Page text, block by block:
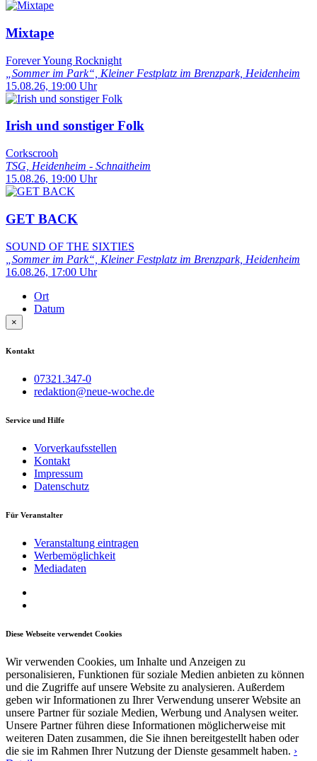
Mixtape
Forever Young Rocknight
„Sommer im Park“, Kleiner Festplatz im Brenzpark, Heidenheim
15.08.26, 19:00 Uhr
Irish und sonstiger Folk
Corkscrooh
TSG, Heidenheim - Schnaitheim
15.08.26, 19:00 Uhr
GET BACK
SOUND OF THE SIXTIES
„Sommer im Park“, Kleiner Festplatz im Brenzpark, Heidenheim
16.08.26, 17:00 Uhr
Ort
Datum
×
Kontakt
07321.347-0
redaktion@neue-woche.de
Service und Hilfe
Vorverkaufsstellen
Kontakt
Impressum
Datenschutz
Für Veranstalter
Veranstaltung eintragen
Werbemöglichkeit
Mediadaten
Diese Webseite verwendet Cookies
Wir verwenden Cookies, um Inhalte und Anzeigen zu
personalisieren, Funktionen für soziale Medien anbieten zu können
und die Zugriffe auf unsere Website zu analysieren. Außerdem
geben wir Informationen zu Ihrer Verwendung unserer Website an
unsere Partner für soziale Medien, Werbung und Analysen weiter.
Unsere Partner führen diese Informationen möglicherweise mit
weiteren Daten zusammen, die Sie ihnen bereitgestellt haben oder
die sie im Rahmen Ihrer Nutzung der Dienste gesammelt haben. ›